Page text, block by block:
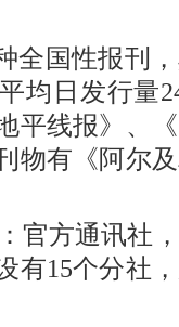
全国性报刊
均日发行量
平线报》、
物有《阿尔
官方通讯社
有15个分社